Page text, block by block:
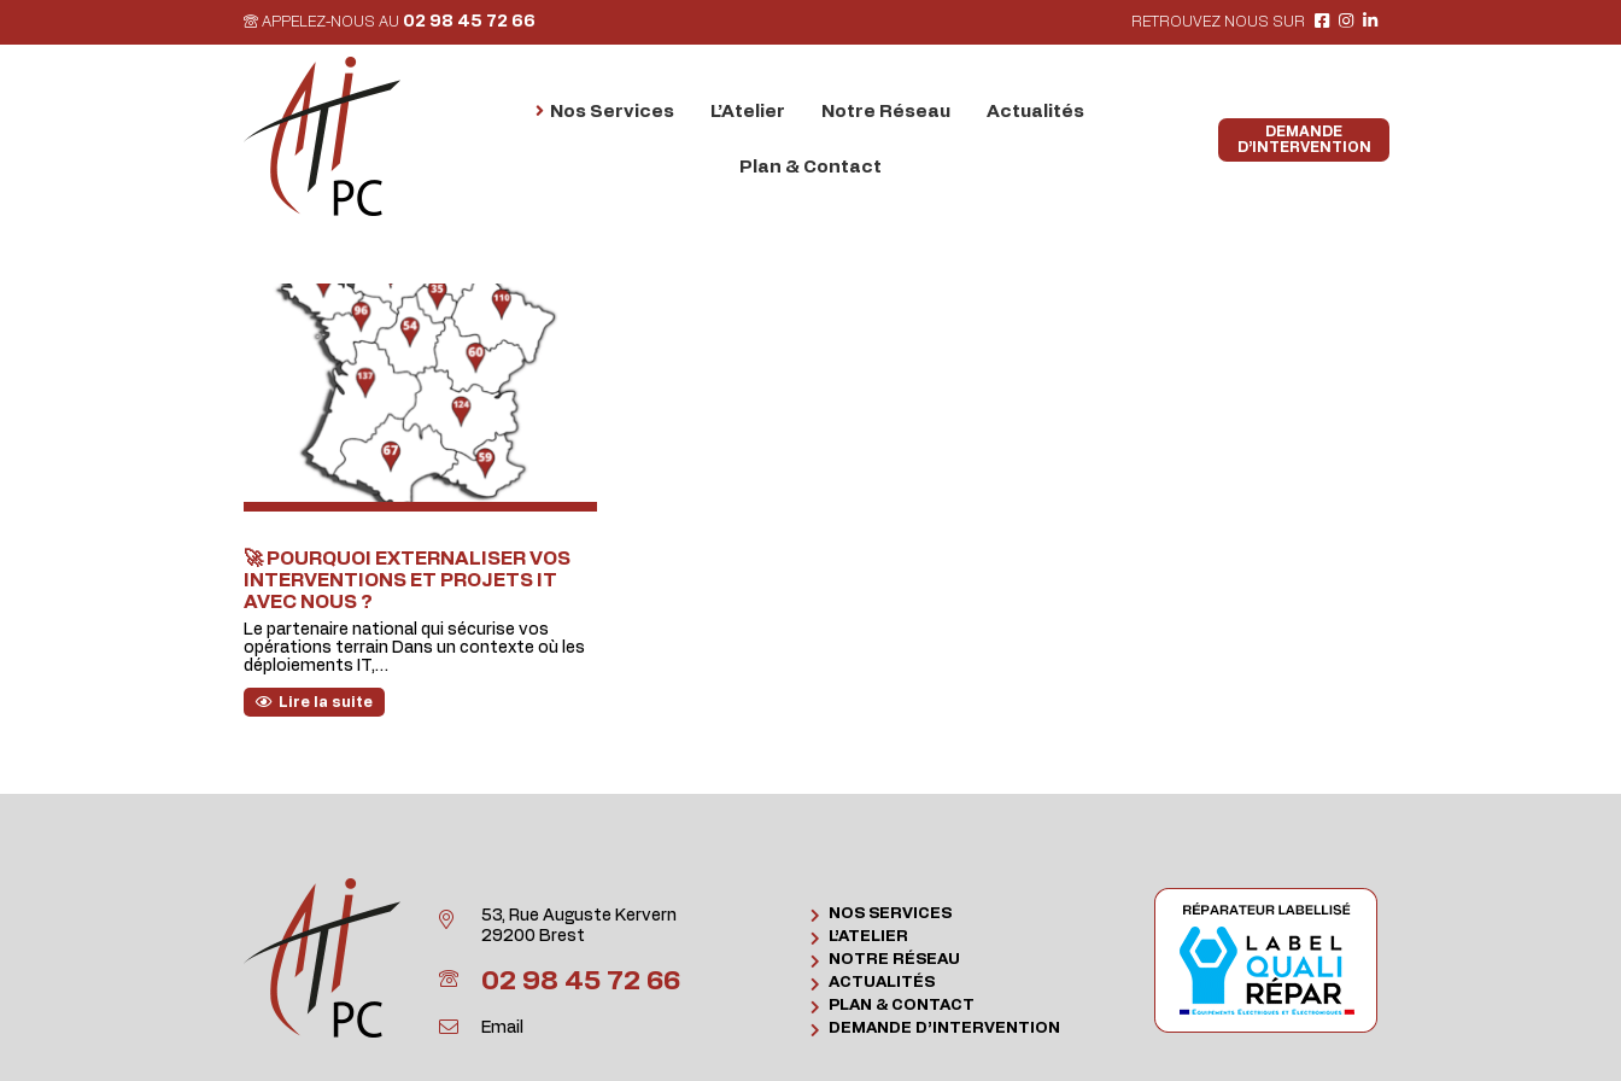
APPELEZ-NOUS AU 02 98 45 72 66 RETROUVEZ NOUS SUR
Nos Services L’Atelier Notre Réseau Actualités
Plan & Contact
DEMANDE
D’INTERVENTION
🚀 POURQUOI EXTERNALISER VOS
INTERVENTIONS ET PROJETS IT
AVEC NOUS ?
Le partenaire national qui sécurise vos
opérations terrain Dans un contexte où les
déploiements IT,…
Lire la suite
53, Rue Auguste Kervern
29200 Brest
02 98 45 72 66
Email
NOS SERVICES
L’ATELIER
NOTRE RÉSEAU
ACTUALITÉS
PLAN & CONTACT
DEMANDE D’INTERVENTION